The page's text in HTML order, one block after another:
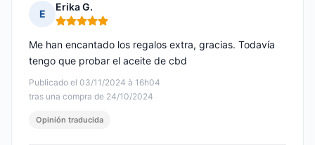
E
Erika G.
Nota: 5 de 5
Publicado el 03/11/2024 à 16h04
tras una compra de 24/10/2024
Me han encantado los regalos extra, gracias. Todavía
tengo que probar el aceite de cbd
Opinión traducida